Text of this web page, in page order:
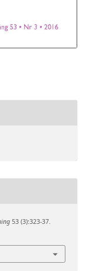
53 (3):323-37.